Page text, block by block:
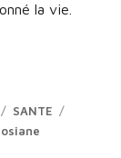
la vie.
Categories
SANTE